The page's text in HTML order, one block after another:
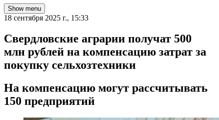
Show menu
18 сентября 2025 г., 15:33
Свердловские аграрии получат 500
млн рублей на компенсацию затрат за
покупку сельхозтехники
На компенсацию могут рассчитывать
150 предприятий